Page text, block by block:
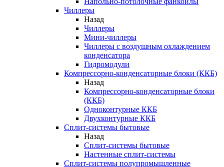
Чиллеры
Назад
Чиллеры
Мини-чиллеры
Чиллеры с воздушным охлаждением
конденсатора
Гидромодули
Компрессорно-конденсаторные блоки (ККБ)
Назад
Компрессорно-конденсаторные блоки
(ККБ)
Одноконтурные ККБ
Двухконтурные ККБ
Сплит-системы бытовые
Назад
Сплит-системы бытовые
Настенные сплит-системы
Сплит-системы полупромышленные